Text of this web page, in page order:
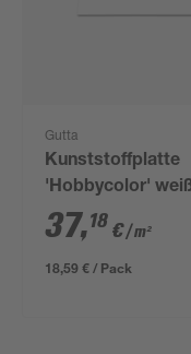
Gutta
Kunststoffplatte
'Hobbycolor'
100 x 50 x 0,3 cm
37,18 €/ m²
18,59 € / Pack